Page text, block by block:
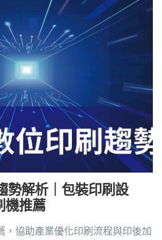
勢解析｜包裝印刷設
機推薦
，協助產業優化印刷流程與印後加